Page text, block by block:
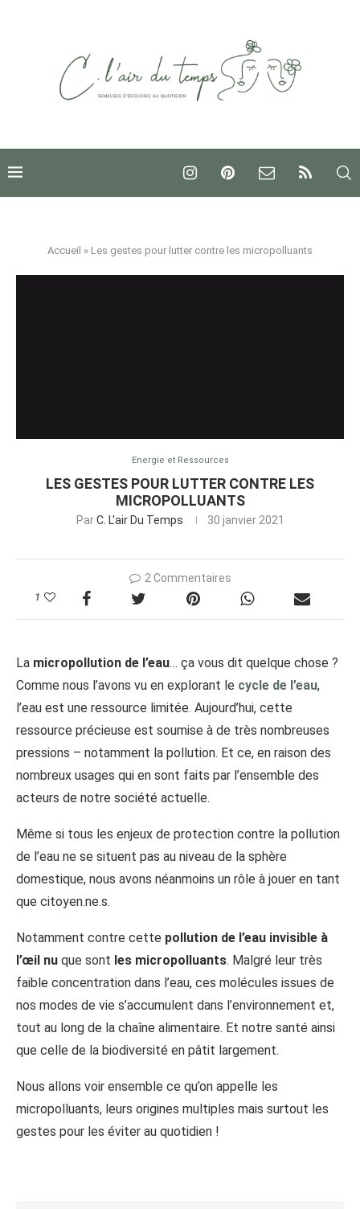
Accueil » Les gestes pour lutter contre les micropolluants
Energie et Ressources
LES GESTES POUR LUTTER CONTRE LES
MICROPOLLUANTS
ParC. L'air Du Temps 30 janvier 2021
2 Commentaires
1
La micropollution de l’eau… ça vous dit quelque chose ?
Comme nous l’avons vu en explorant le cycle de l’eau,
l’eau est une ressource limitée. Aujourd’hui, cette
ressource précieuse est soumise à de très nombreuses
pressions – notamment la pollution. Et ce, en raison des
nombreux usages qui en sont faits par l’ensemble des
acteurs de notre société actuelle.
Même si tous les enjeux de protection contre la pollution
de l’eau ne se situent pas au niveau de la sphère
domestique, nous avons néanmoins un rôle à jouer en tant
que citoyen.ne.s.
Notamment contre cette pollution de l’eau invisible à
l’œil nu que sont les micropolluants. Malgré leur très
faible concentration dans l’eau, ces molécules issues de
nos modes de vie s’accumulent dans l’environnement et,
tout au long de la chaîne alimentaire. Et notre santé ainsi
que celle de la biodiversité en pâtit largement.
Nous allons voir ensemble ce qu’on appelle les
micropolluants, leurs origines multiples mais surtout les
gestes pour les éviter au quotidien !